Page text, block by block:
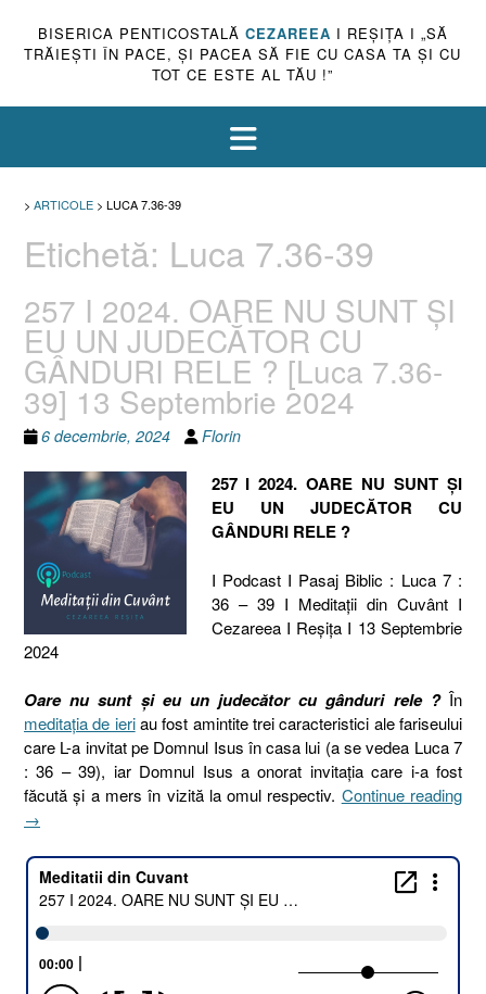
BISERICA PENTICOSTALĂ CEZAREEA I REŞIŢA I „SĂ
TRĂIEŞTI ÎN PACE, ŞI PACEA SĂ FIE CU CASA TA ŞI CU
TOT CE ESTE AL TĂU !”
> ARTICOLE > LUCA 7.36-39
Etichetă: Luca 7.36-39
257 I 2024. OARE NU SUNT ȘI
EU UN JUDECĂTOR CU
GÂNDURI RELE ? [Luca 7.36-
39] 13 Septembrie 2024
6 decembrie, 2024 Florin
257 I 2024. OARE NU SUNT ȘI
EU UN JUDECĂTOR CU
GÂNDURI RELE ?
I Podcast I Pasaj Biblic : Luca 7 :
36 – 39 I Meditaţii din Cuvânt I
Cezareea I Reşiţa I 13 Septembrie
2024
Oare nu sunt și eu un judecător cu gânduri rele ?În
meditația de ieriau fost amintite trei caracteristici ale fariseului
care L-a invitat pe Domnul Isus în casa lui (a se vedea Luca 7
: 36 – 39), iar Domnul Isus a onorat invitația care i-a fost
făcută și a mers în vizită la omul respectiv. Continue reading
→